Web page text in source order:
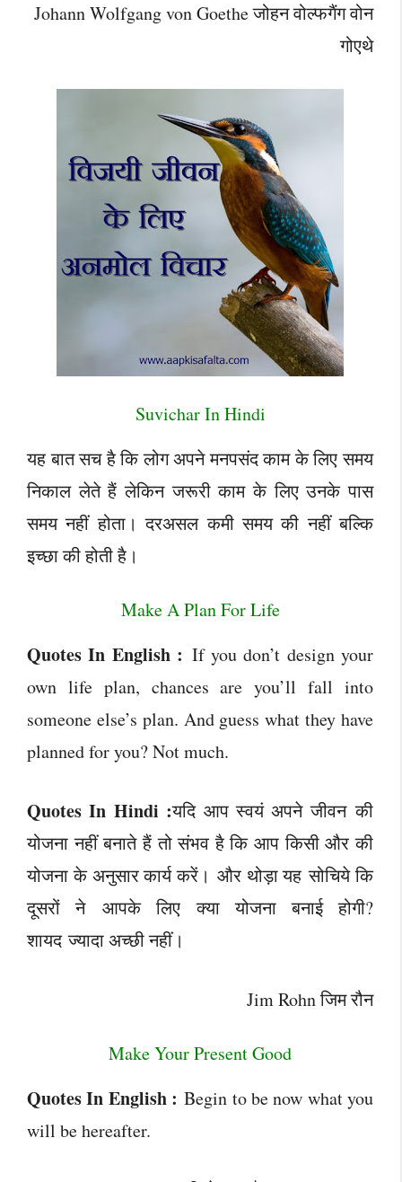
Johann Wolfgang von Goethe जोहन वोल्फगैंग वोन
गोएथे
Suvichar In Hindi
यह बात सच है कि लोग अपने मनपसंद काम के लिए समय
निकाल लेते हैं लेकिन जरूरी काम के लिए उनके पास
समय नहीं होता। दरअसल कमी समय की नहीं बल्कि
इच्छा की होती है।
Make A Plan For Life
Quotes In English : If you don’t design your
own life plan, chances are you’ll fall into
someone else’s plan. And guess what they have
planned for you? Not much.
Quotes In Hindi :यदि आप स्वयं अपने जीवन की
योजना नहीं बनाते हैं तो संभव है कि आप किसी और की
योजना के अनुसार कार्य करें। और थोड़ा यह सोचिये कि
दूसरों ने आपके लिए क्या योजना बनाई होगी?
शायद ज्यादा अच्छी नहीं।
Jim Rohn जिम रौन
Make Your Present Good
Quotes In English : Begin to be now what you
will be hereafter.